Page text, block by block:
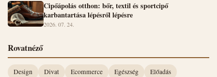
Cipőápolás otthon: bőr, textil és sportcipő
karbantartása lépésről lépésre
2026. 07. 24.
Rovatnéző
Design Divat Ecommerce Egészség Előadás